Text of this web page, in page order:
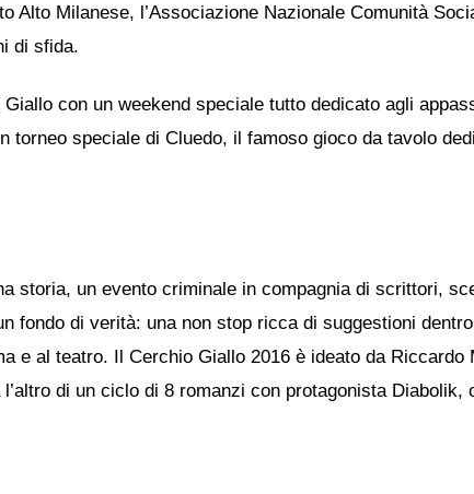
Alto Milanese, l’Associazione Nazionale Comunità
di sfida.
con un weekend speciale tutto dedicato agli
speciale di Cluedo, il famoso gioco da tavolo
storia, un evento criminale in compagnia di scrittori,
fondo di verità: una non stop ricca di suggestioni
e al teatro. Il Cerchio Giallo 2016 è ideato da
di un ciclo di 8 romanzi con protagonista